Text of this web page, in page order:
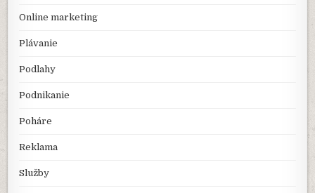
Online marketing
Plávanie
Podlahy
Podnikanie
Poháre
Reklama
Služby